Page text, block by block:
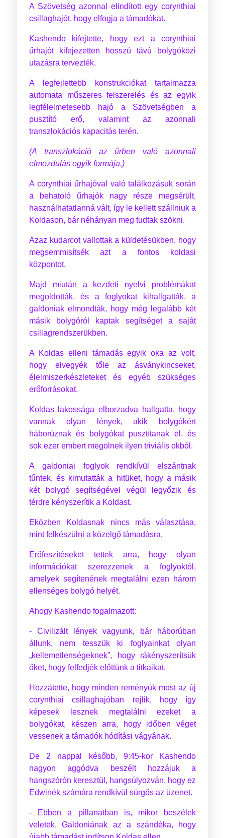
A Szövetség azonnal elindított egy corynthiai
csillaghajót, hogy elfogja a támadókat.
Kashendo kifejtette, hogy ezt a corynthiai
űrhajót kifejezetten hosszú távú bolygóközi
utazásra tervezték.
A legfejlettebb konstrukciókat tartalmazza
automata műszeres felszerelés és az egyik
legfélelmetesebb hajó a Szövetségben a
pusztító erő, valamint az azonnali
transzlokációs kapacitás terén.
(A transzlokáció az űrben való azonnali
elmozdulás egyik formája.)
A corynthiai űrhajóval való találkozásuk során
a behatoló űrhajók nagy része megsérült,
használhatatlanná vált, így le kellett szállniuk a
Koldason, bár néhányan meg tudtak szökni.
Azaz kudarcot vallottak a küldetésükben, hogy
megsemmisítsék azt a fontos koldasi
központot.
Majd miután a kezdeti nyelvi problémákat
megoldották, és a foglyokat kihallgatták, a
galdoniak elmondták, hogy még legalább két
másik bolygóról kaptak segítséget a saját
csillagrendszerükben.
A Koldas elleni támadás egyik oka az volt,
hogy elvegyék tőle az ásványkincseket,
élelmiszerkészleteket és egyéb szükséges
erőforrásokat.
Koldas lakossága elborzadva hallgatta, hogy
vannak olyan lények, akik bolygókért
háborúznak és bolygókat pusztítanak el, és
sok ezer embert megölnek ilyen triviális okból.
A galdoniai foglyok rendkívül elszántnak
tűntek, és kimutatták a hitüket, hogy a másik
két bolygó segítségével végül legyőzik és
térdre kényszerítik a Koldast.
Eközben Koldasnak nincs más választása,
mint felkészülni a közelgő támadásra.
Erőfeszítéseket tettek arra, hogy olyan
információkat szerezzenek a foglyoktól,
amelyek segítenének megtalálni ezen három
ellenséges bolygó helyét.
Ahogy Kashendo fogalmazott:
- Civilizált lények vagyunk, bár háborúban
állunk, nem tesszük ki foglyainkat olyan
„kellemetlenségeknek”, hogy rákényszerítsük
őket, hogy felfedjék előttünk a titkaikat.
Hozzátette, hogy minden reményük most az új
corynthiai csillaghajóban rejlik, hogy így
képesek lesznek megtalálni ezeket a
bolygókat, készen arra, hogy időben véget
vessenek a támadók hódítási vágyának.
De 2 nappal később, 9:45-kor Kashendo
nagyon aggódva beszélt hozzájuk a
hangszórón keresztül, hangsúlyozván, hogy ez
Edwinék számára rendkívül sürgős az üzenet.
- Ebben a pillanatban is, mikor beszélek
veletek, Galdoniának az a szándéka, hogy